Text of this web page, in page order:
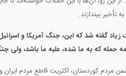
تأخیر بیندازند.
گفته شد که این، جنگ آمریکا و
که به ما شده، علیه ما باشد، ولی
مردم کوردستان، اکثریت قاطع مردم